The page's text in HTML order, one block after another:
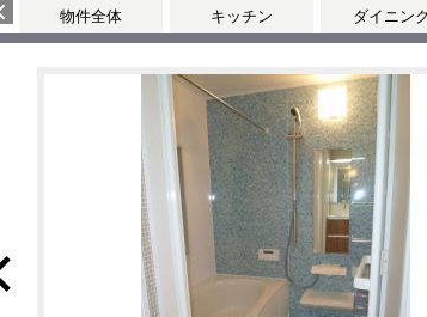
物件全体 キッチン ダイニン